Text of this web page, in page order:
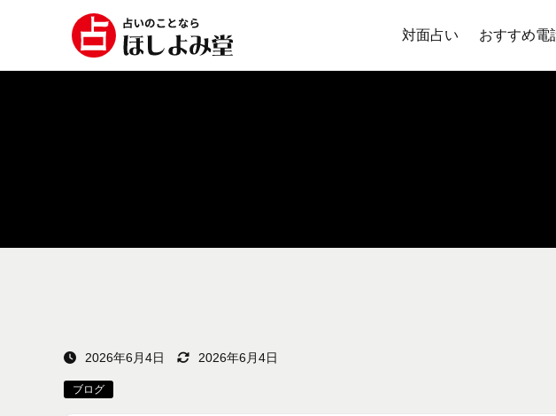
対面占い おすすめ電
2026年6月4日 2026年6月4日
ブログ